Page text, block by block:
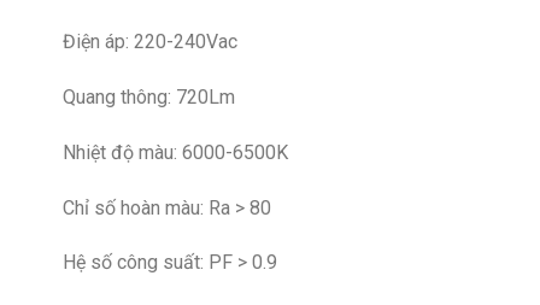
Điện áp: 220-240Vac
Quang thông: 720Lm
Nhiệt độ màu: 6000-6500K
Chỉ số hoàn màu: Ra > 80
Hệ số công suất: PF > 0.9